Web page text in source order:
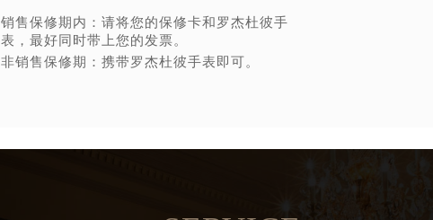
销售保修期内：请将您的保修卡和罗杰杜彼手
表，最好同时带上您的发票。
非销售保修期：携带罗杰杜彼手表即可。